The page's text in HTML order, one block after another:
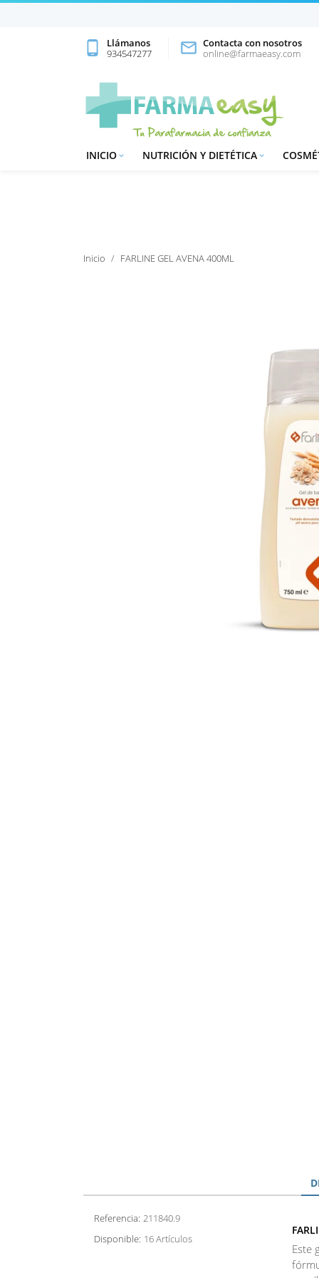
phone_android
Llámanos
934547277
 Contacta con nosotros
online@farmaeasy.com

INICIO 
NUTRICIÓN Y DIETÉTICA
Inicio FARLINE GEL AVENA 400ML
Referencia: 211840.9
Disponible: 16 Artículos
Este